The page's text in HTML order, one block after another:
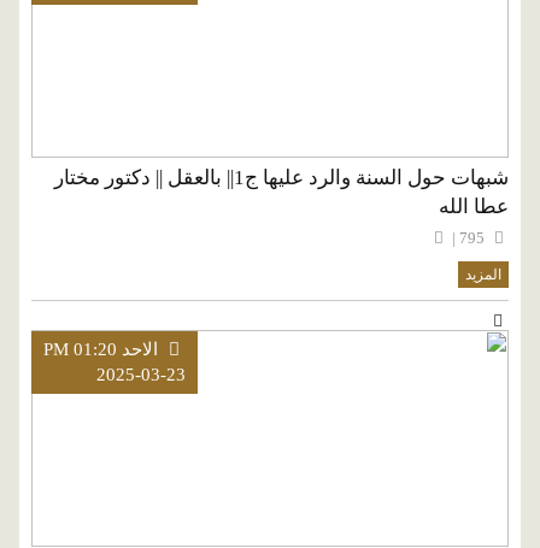
شبهات حول السنة والرد عليها ج1|| بالعقل || دكتور مختار
عطا الله
المزيد
الاحد PM 01:20
2025-03-23